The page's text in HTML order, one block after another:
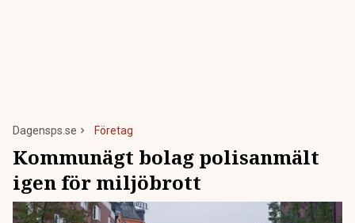
Dagensps.se Företag
Kommunägt bolag polisanmält
igen för miljöbrott